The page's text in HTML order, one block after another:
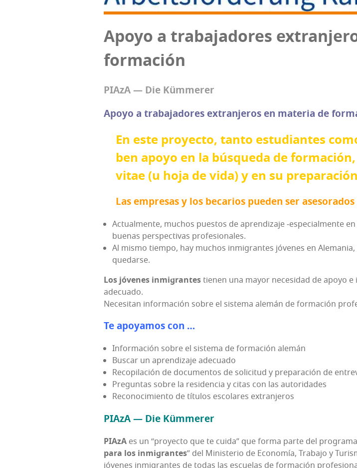
Apo­yo a tra­ba­ja­do­res
formación
PIA­zA— Die Kümmerer
Apo­yo a tra­ba­ja­do­res extran­je­ros en mate­ria de
En este pro­yec­to, tan­to estu­dian­tes
ben apo­yo en la bús­que­da de
vitae (u hoja de vida) y en su
Las empre­sas y los beca­rios pue­den ser
Actual­men­te, muchos pues­tos de apren­di­za­je ‑espe­cial­men­te
bue­nas pers­pec­ti­vas profesionales.
Al mis­mo tiem­po, hay muchos inmi­gran­tes jóve­nes en
quedarse.
Los jóve­nes inmi­gran­testie­nen una mayor nece­si­dad de apo­yo
adecuado.
Nece­si­tan infor­ma­ción sobre el sis­te­ma ale­mán de for­ma­ción
Te apo­ya­mos con …
Infor­ma­ción sobre el sis­te­ma de for­ma­ción alemán
Bus­car un apren­di­za­je adecuado
Reco­pi­la­ción de docu­men­tos de soli­ci­tud y pre­pa­ra­ción de
Pre­gun­tas sobre la resi­den­cia y citas con las autoridades
Reco­no­ci­mien­to de títu­los esco­la­res extranjeros
PIA­zA— Die Kümmerer
PIA­zA es un “pro­yec­to que te cui­da” que for­ma par­te del pro­gra­ma
para los inmi­gran­tes” del Minis­te­rio de Eco­no­mía, Tra­ba­jo y
jóve­nes inmi­gran­tes de todas las escue­las de for­ma­ción